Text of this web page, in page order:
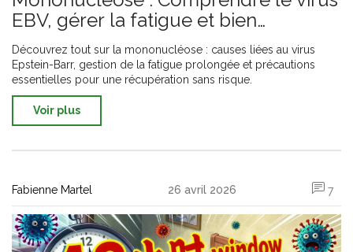
EBV, gérer la fatigue et bien
récupérer
Découvrez tout sur la mononucléose : causes liées au virus
Epstein-Barr, gestion de la fatigue prolongée et précautions
essentielles pour une récupération sans risque.
Voir plus
Fabienne Martel 26 avril 2026 7